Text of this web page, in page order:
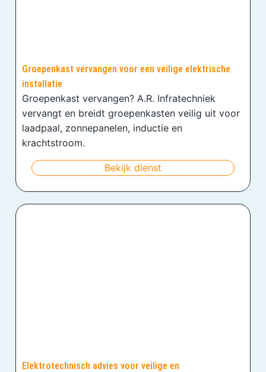
Groepenkast vervangen voor een veilige elektrische
installatie
Groepenkast vervangen? A.R. Infratechniek
vervangt en breidt groepenkasten veilig uit voor
laadpaal, zonnepanelen, inductie en
krachtstroom.
Bekijk dienst
Elektrotechnisch advies voor veilige en